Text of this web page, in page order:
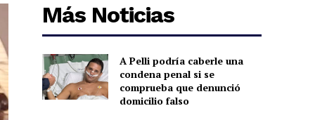
Más Noticias
A Pelli podría caberle una
condena penal si se
comprueba que denunció
domicilio falso